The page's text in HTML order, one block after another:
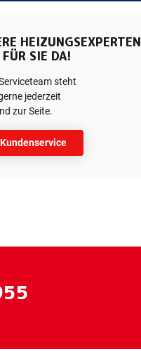
HEIZUNGSEXPERTEN
SIE DA!
steht
jederzeit
zur Seite.
Kundenservice